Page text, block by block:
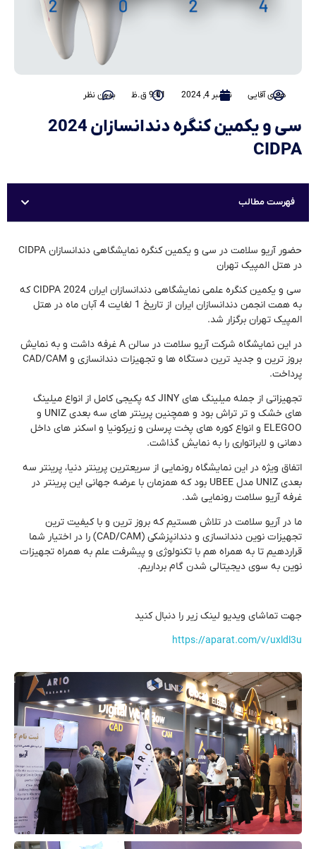
هادی آقایی نوامبر 4, 2024 9:01 ق.ظ بدون نظر
سی و یکمین کنگره دندانسازان 2024
CIDPA
فهرست مطالب
حضور آریو سلامت در سی و یکمین کنگره نمایشگاهی دندانسازان CIDPA
در هتل المپیک تهران
سی و یکمین کنگره علمی نمایشگاهی دندانسازان ایران 2024 CIDPA که
به همت انجمن دندانسازان ایران از تاریخ 1 لغایت 4 آبان ماه در هتل
المپیک تهران برگزار شد.
در این نمایشگاه شرکت آریو سلامت در سالن A غرفه داشت و به نمایش
بروز ترین و جدید ترین دستگاه ها و تجهیزات دندانسازی و CAD/CAM
پرداخت.
تجهیزاتی از جمله میلینگ های JINY که پکیجی کامل از انواع میلینگ
های خشک و تر تراش بود و همچنین پرینتر های سه بعدی UNIZ و
ELEGOO و انواع کوره های پخت پرسلن و زیرکونیا و اسکنر های داخل
دهانی و لابراتواری را به نمایش گذاشت.
اتفاق ویژه در این نمایشگاه رونمایی از سریعترین پرینتر دنیا، پرینتر سه
بعدی UNIZ مدل UBEE بود که همزمان با عرضه جهانی این پرینتر در
غرفه آریو سلامت رونمایی شد.
ما در آریو سلامت در تلاش هستیم که بروز ترین و با کیفیت ترین
تجهیزات نوین دندانسازی و دندانپزشکی (CAD/CAM) را در اختیار شما
قراردهیم تا به همراه هم با تکنولوژی و پیشرفت علم به همراه تجهیزات
نوین به سوی دیجیتالی شدن گام برداریم.
جهت تماشای ویدیو لینک زیر را دنبال کنید
https://aparat.com/v/uxldl3u